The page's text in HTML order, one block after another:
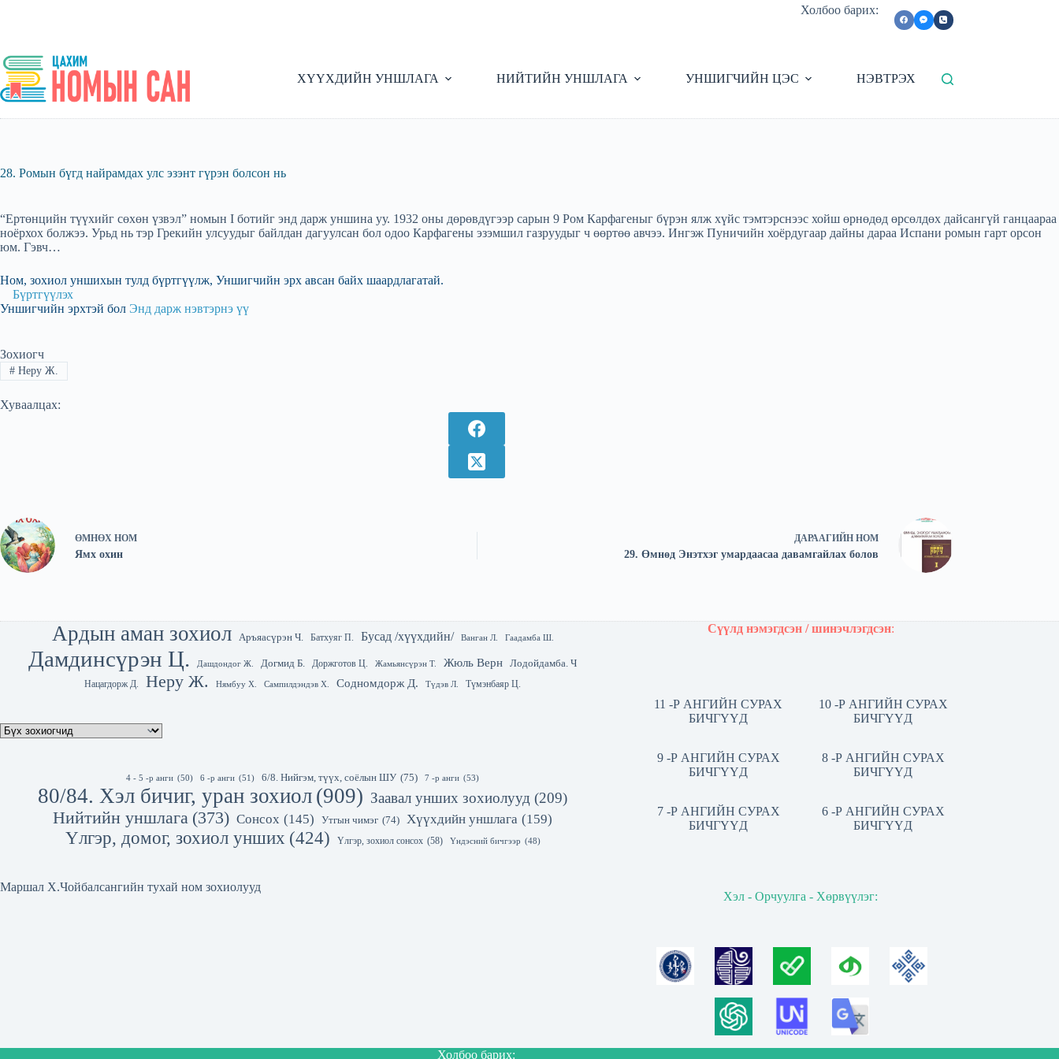
Холбоо барих:
ХҮҮХДИЙН УНШЛАГА НИЙТИЙН УНШЛАГА УНШИГЧИЙН ЦЭС НЭВТРЭХ
28. Ромын бүгд найрамдах улс эзэнт гүрэн болсон нь
“Ертөнцийн түүхийг сөхөн үзвэл” номын I ботийг энд дарж уншина уу. 1932 оны дөрөвдүгээр сарын 9 Ром Карфагеныг бүрэн ялж хүйс тэмтэрснээс хойш өрнөдөд өрсөлдөх дайсангүй ганцаараа
ноёрхох болжээ. Урьд нь тэр Грекийн улсуудыг байлдан дагуулсан бол одоо Карфагены эзэмшил газруудыг ч өөртөө авчээ. Ингэж Пуничийн хоёрдугаар дайны дараа Испани ромын гарт орсон
юм. Гэвч…
Ном, зохиол уншихын тулд бүртгүүлж, Уншигчийн эрх авсан байх шаардлагатай.
Бүртгүүлэх
Уншигчийн эрхтэй бол Энд дарж нэвтэрнэ үү
Зохиогч
#Неру Ж.
Хуваалцах:
ӨМНӨХ НОМ
Ямх охин
ДАРААГИЙН НОМ
29. Өмнөд Энэтхэг умардаасаа давамгайлах болов
Ардын аман зохиол Аръяасүрэн Ч. Батхуяг П. Бусад /хүүхдийн/ Ванган Л. Гаадамба Ш.
Дамдинсүрэн Ц. Дашдондог Ж. Догмид Б. Доржготов Ц. Жамьянсүрэн Т. Жюль Верн Лодойдамба. Ч
Нацагдорж Д. Неру Ж. Нямбуу Х. Сампилдэндэв Х. Содномдорж Д. Түдэв Л. Түмэнбаяр Ц.
4 - 5 -р анги (50) 6 -р анги (51) 6/8. Нийгэм, түүх, соёлын ШУ (75) 7 -р анги (53)
80/84. Хэл бичиг, уран зохиол (909) Заавал унших зохиолууд (209)
Нийтийн уншлага (373) Сонсох (145) Утгын чимэг (74) Хүүхдийн уншлага (159)
Үлгэр, домог, зохиол унших (424) Үлгэр, зохиол сонсох (58) Үндэсний бичгээр (48)
Маршал Х.Чойбалсангийн тухай ном зохиолууд
Сүүлд нэмэгдсэн / шинэчлэгдсэн:
11 -Р АНГИЙН СУРАХ
БИЧГҮҮД
10 -Р АНГИЙН СУРАХ
БИЧГҮҮД
9 -Р АНГИЙН СУРАХ
БИЧГҮҮД
8 -Р АНГИЙН СУРАХ
БИЧГҮҮД
7 -Р АНГИЙН СУРАХ
БИЧГҮҮД
6 -Р АНГИЙН СУРАХ
БИЧГҮҮД
Хэл - Орчуулга - Хөрвүүлэг:
Холбоо барих: